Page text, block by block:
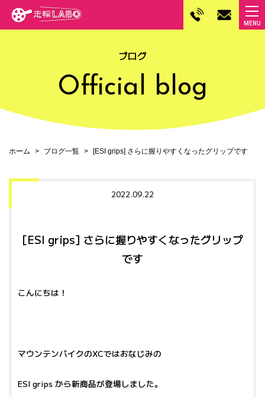
ブログ
Official blog
ホーム ブログ一覧 [ESI grips] さらに握りやすくなったグリップです
2022.09.22
[ESI grips] さらに握りやすくなったグリップ
です
こんにちは！
マウンテンバイクのXCではおなじみの
ESI grips から新商品が登場しました。